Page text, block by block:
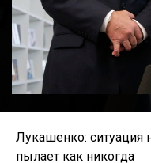
Лукашенко: ситуация
пылает как никогда